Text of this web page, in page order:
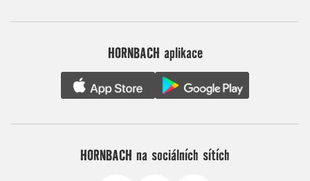
HORNBACH aplikace
HORNBACH na sociálních sítích